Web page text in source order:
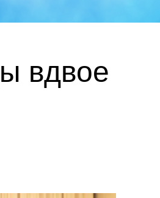
вдвое